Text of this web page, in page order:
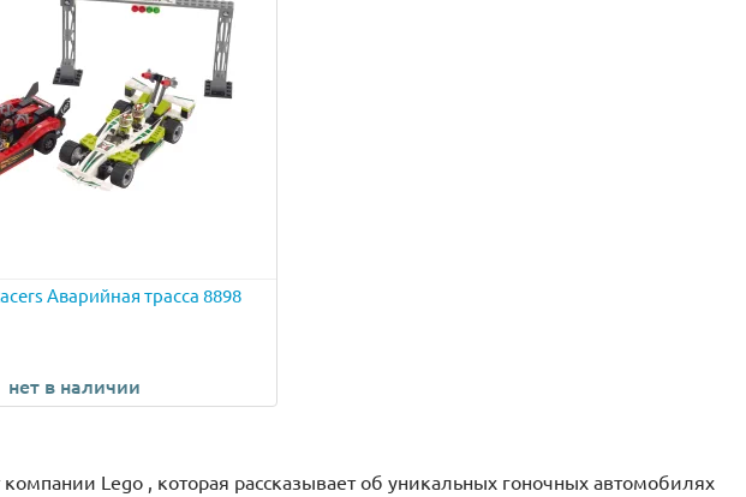
Аварийная трасса 8898
нет в наличии
Lego , которая рассказывает об уникальных гоночных автомобилях